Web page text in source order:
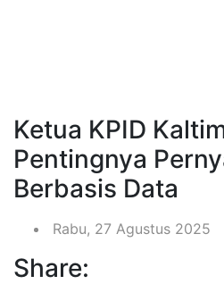
Ketua KPID
Pentingnya
Berbasis Data
Rabu, 27 Agustus 2025
Share: